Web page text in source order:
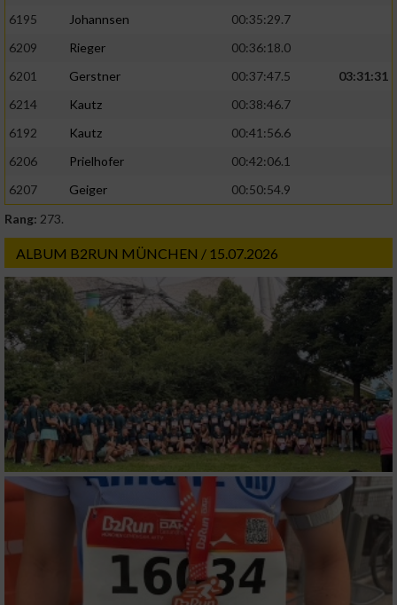
6195
Johannsen
00:35:29.7
6209
Rieger
00:36:18.0
6201
Gerstner 00:37:47.5
03:31:31
6214
Kautz
00:38:46.7
6192
Kautz
00:41:56.6
6206
Prielhofer
00:42:06.1
6207
Geiger
00:50:54.9
Rang: 273.
ALBUM B2RUN MÜNCHEN / 15.07.2026